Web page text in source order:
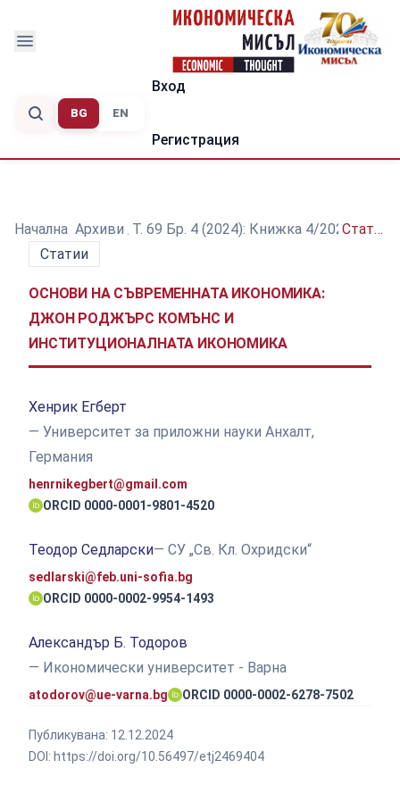
BG EN
Вход
Регистрация
Начална /Архиви /Т. 69 Бр. 4 (2024): Книжка 4/2024 /
Статии
Статии
ОСНОВИ НА СЪВРЕМЕННАТА ИКОНОМИКА:
ДЖОН РОДЖЪРС КОМЪНС И
ИНСТИТУЦИОНАЛНАТА ИКОНОМИКА
Хенрик Егберт
— Университет за приложни науки Анхалт,
Германия
henrnikegbert@gmail.com
ORCID 0000-0001-9801-4520
Теодор Седларски— СУ „Св. Кл. Охридски“
sedlarski@feb.uni-sofia.bg
ORCID 0000-0002-9954-1493
Александър Б. Тодоров
— Икономически университет - Варна
atodorov@ue-varna.bg ORCID 0000-0002-6278-7502
Публикувана: 12.12.2024
DOI: https://doi.org/10.56497/etj2469404